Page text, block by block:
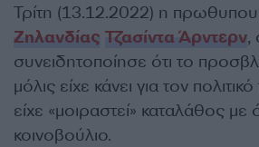
Τρίτη (13.12.2022) η
Ζηλανδίας Τζασίντα Άρντερν,
συνειδητοποίησε ότι το
μόλις είχε κάνει για τον
είχε «μοιραστεί» καταλάθος με
κοινοβούλιο.